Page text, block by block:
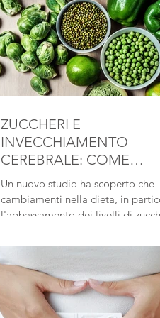
cadute, fratture, ricoveri e
ZUCCHERI E
INVECCHIAMENTO
CEREBRALE: COME
MANTENERE UN
GIOVANE
Un nuovo studio ha scoperto che
cambiamenti nella dieta, in
l'abbassamento dei livelli di
l'invecchiamento del cervello e
la salute generale.